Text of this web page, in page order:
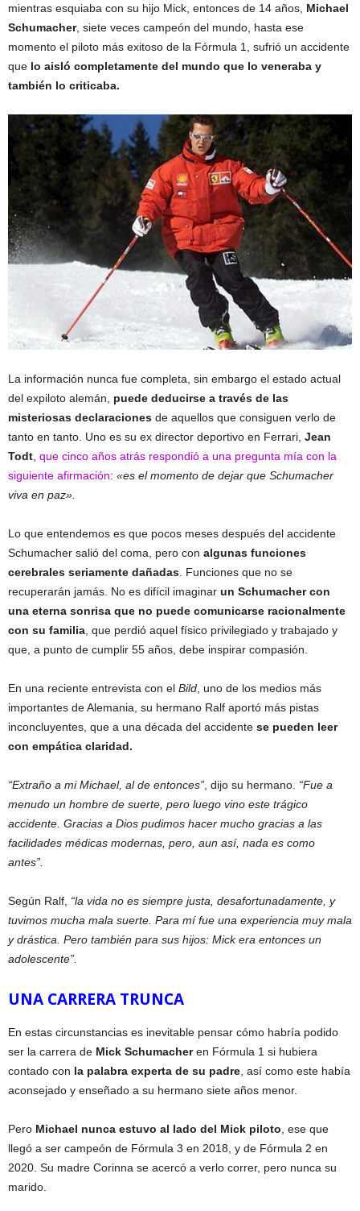
mientras esquiaba con su hijo Mick, entonces de 14 años, Michael
Schumacher, siete veces campeón del mundo, hasta ese
momento el piloto más exitoso de la Fórmula 1, sufrió un accidente
que lo aisló completamente del mundo que lo veneraba y
también lo criticaba.
La información nunca fue completa, sin embargo el estado actual
del expiloto alemán, puede deducirse a través de las
misteriosas declaraciones de aquellos que consiguen verlo de
tanto en tanto. Uno es su ex director deportivo en Ferrari, Jean
Todt que cinco años atrás respondió a una pregunta mía con la
siguiente afirmación: «es el momento de dejar que Schumacher
viva en paz».
Lo que entendemos es que pocos meses después del accidente
Schumacher salió del coma, pero con algunas funciones
cerebrales seriamente dañadas . Funciones que no se
recuperarán jamás. No es difícil imaginar un Schumacher con
una eterna sonrisa que no puede comunicarse racionalmente
con su familia , que perdió aquel físico privilegiado y trabajado y
que, a punto de cumplir 55 años, debe inspirar compasión.
En una reciente entrevista con el Bild , uno de los medios más
importantes de Alemania, su hermano Ralf aportó más pistas
inconcluyentes, que a una década del accidente se pueden leer
con empática claridad.
“Extraño a mi Michael, al de entonces” , dijo su hermano. “Fue a
menudo un hombre de suerte, pero luego vino este trágico
accidente. Gracias a Dios pudimos hacer mucho gracias a las
facilidades médicas modernas, pero, aun así, nada es como
antes”.
Según Ralf, “la vida no es siempre justa, desafortunadamente, y
tuvimos mucha mala suerte. Para mí fue una experiencia muy mala
y drástica. Pero también para sus hijos: Mick era entonces un
adolescente”.
UNA CARRERA TRUNCA
En estas circunstancias es inevitable pensar cómo habría podido
ser la carrera de Mick Schumacheren Fórmula 1 si hubiera
contado con la palabra experta de su padre , así como este había
aconsejado y enseñado a su hermano siete años menor.
Pero Michael nunca estuvo al lado del Mick piloto , ese que
llegó a ser campeón de Fórmula 3 en 2018, y de Fórmula 2 en
2020. Su madre Corinna se acercó a verlo correr, pero nunca su
marido.